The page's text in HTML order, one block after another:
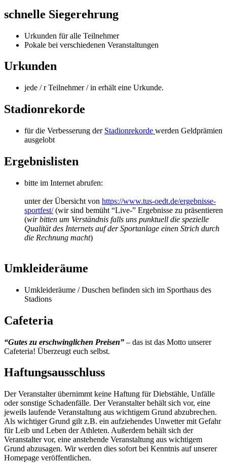
schnelle Siegerehrung
Urkunden für alle Teilnehmer
Pokale bei verschiedenen Veranstaltungen
Urkunden
jede / r Teilnehmer / in erhält eine Urkunde.
Stadionrekorde
für die Verbesserung der Stadionrekorde werden Geldprämien
ausgelobt
Ergebnislisten
bitte im Internet abrufen:
unter der Übersicht von https://www.tus-oedt.de/ergebnisse-
sportfest/ (wir sind bemüht “Live-” Ergebnisse zu präsentieren
(wir bitten um Verständnis falls uns punktuell die spezielle
Qualität des Internets auf der Sportanlage einen Strich durch
die Rechnung macht)
Umkleideräume
Umkleideräume / Duschen befinden sich im Sporthaus des
Stadions
Cafeteria
“Gutes zu erschwinglichen Preisen” – das ist das Motto unserer
Cafeteria! Überzeugt euch selbst.
Haftungsausschluss
Der Veranstalter übernimmt keine Haftung für Diebstähle, Unfälle
oder sonstige Schadenfälle. Der Veranstalter behält sich vor, eine
jeweils laufende Veranstaltung aus wichtigem Grund abzubrechen.
Als wichtiger Grund gilt z.B. ein aufziehendes Unwetter mit Gefahr
für Leib und Leben der Athleten. Außerdem behält sich der
Veranstalter vor, eine anstehende Veranstaltung aus wichtigem
Grund abzusagen. Wir werden dies sofort bei Kenntnis auf unserer
Homepage veröffentlichen.